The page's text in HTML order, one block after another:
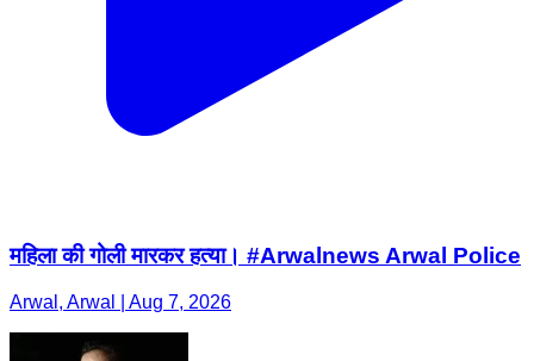
महिला की गोली मारकर हत्या। #Arwalnews Arwal Police
Arwal, Arwal | Aug 7, 2026